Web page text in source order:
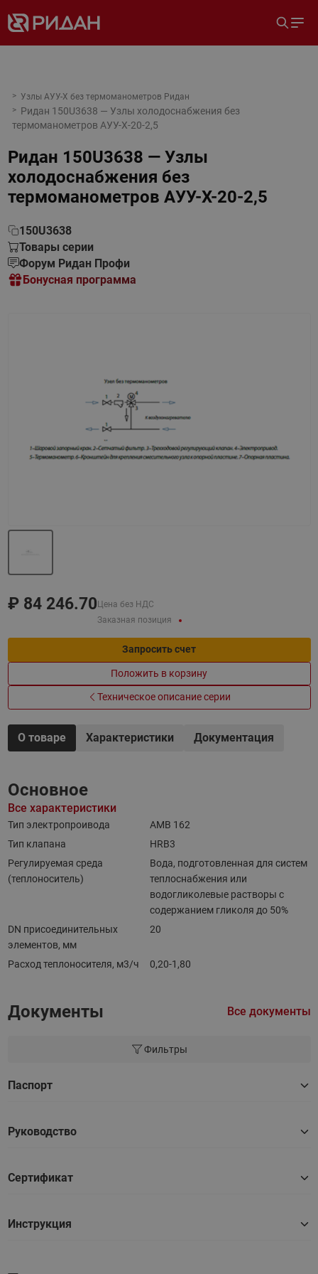
Узлы АУУ-Х без термоманометров Ридан
Ридан 150U3638 — Узлы холодоснабжения без
термоманометров АУУ-Х-20-2,5
Ридан 150U3638 — Узлы
холодоснабжения без
термоманометров АУУ-Х-20-2,5
150U3638
Товары серии
Форум Ридан Профи
Бонусная программа
₽ 84 246.70 Цена без НДС
Заказная позиция
Запросить счет
Положить в корзину
Техническое описание серии
О товаре Характеристики Документация
Основное
Все характеристики
Тип электропроивода
AMB 162
Тип клапана
HRB3
Регулируемая среда
(теплоноситель)
Вода, подготовленная для систем
теплоснабжения или
водогликолевые растворы с
содержанием гликоля до 50%
DN присоединительных
элементов, мм
20
Расход теплоносителя, м3/ч 0,20-1,80
Документы Все документы
Фильтры
Паспорт
Руководство
Сертификат
Инструкция